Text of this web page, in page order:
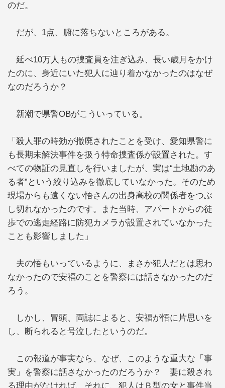
のだ。
だが、1点、腑に落ちないところがある。
延べ10万人もの捜査員を注ぎ込み、長い歳月をかけ
たのに、身近にいた犯人に辿り着かなかったのはなぜ
なのだろうか？
新潮で県警OBがこういっている。
「殺人罪の時効が撤廃されたことを受け、愛知県警に
も長期未解決事件を扱う特命捜査係が設置された。す
べての物証の見直しを行いましたが、実は“土地勘のあ
る者”という絞り込みを徹底していなかった。そのため
現場からも遠くない悟さんの出身高校の関係者をつぶ
し切れなかったのです。また当時、アパートからの徒
歩での逃走経路に防犯カメラが設置されていなかった
ことも影響しました」
夫の悟もいっているように、まさか犯人だとは思わ
なかったので安福のことを警察には話さなかったのだ
ろう。
しかし、冒頭、両誌によると、安福が悟に片思いを
し、断られると号泣したというのだ。
この報道が事実なら、なぜ、このような重大な「事
実」を警察に話さなかったのだろうか？ 妻に殺され
る理由がなければ、それに、犯人はＢ型の女と事件当